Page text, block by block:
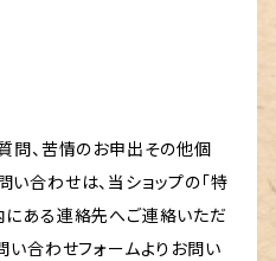
問、苦情のお申出その他個
合わせは、当ショップの「特
にある連絡先へご連絡いただ
い合わせフォームよりお問い